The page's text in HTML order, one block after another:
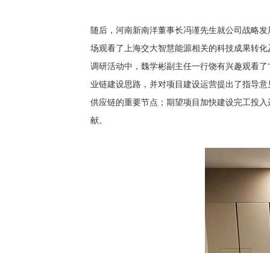
随后，河南新南洋董事长冯谨先生就公司战略
场观看了上海交大智慧能源相关的科技成果转
调研活动中，魏学彬副主任一行饶有兴趣观看
业链建设思路，并对项目建设运营提出了指导
供应链的重要节点；期望项目加快建设完工投
献。